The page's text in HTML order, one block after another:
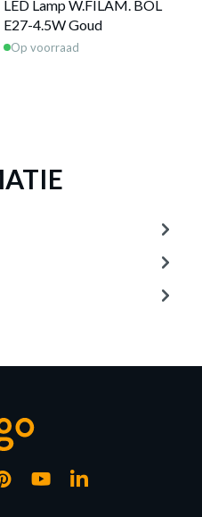
LED Lamp W.FILAM. BOL
E27-4.5W Goud
Op voorraad